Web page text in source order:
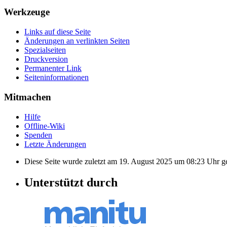
Werkzeuge
Links auf diese Seite
Änderungen an verlinkten Seiten
Spezialseiten
Druckversion
Permanenter Link
Seiten­informationen
Mitmachen
Hilfe
Offline-Wiki
Spenden
Letzte Änderungen
Diese Seite wurde zuletzt am 19. August 2025 um 08:23 Uhr
Unterstützt durch